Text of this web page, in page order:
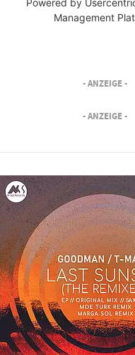
Powered by
Management
- ANZEIGE -
- ANZEIGE -